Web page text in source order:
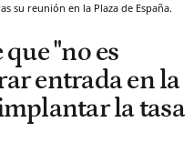
su reunión en la Plaza de España.
que "no es
entrada en la
la tasa